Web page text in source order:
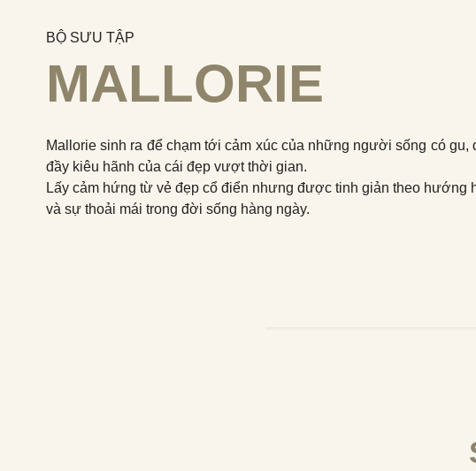
BỘ SƯU TẬP
MALLORIE
Mallorie sinh ra để chạm tới cảm xúc của những người sống có
đầy kiêu hãnh của cái đẹp vượt thời gian.
Lấy cảm hứng từ vẻ đẹp cổ điển nhưng được tinh giản theo
và sự thoải mái trong đời sống hàng ngày.